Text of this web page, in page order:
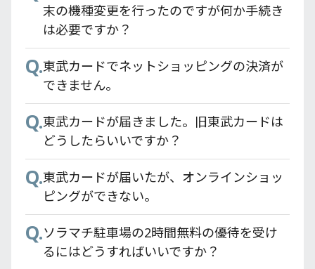
東武カードで家族カードは申し込みできま
すか？
Q. 東武カードはどこで申し込めますか？
Q.カード発行にかかる時間はどれくらいです
か？
Q.東武カードゴールドのメリットは何です
か？
Q.東武カードVIPの招待条件は何ですか？
Q. 東京スカイツリー®東武カードPASMOに搭
載している定期券はどうすればいいのです
か？
Q. コンビニ等でPASMO残高の使い切りが出来
ない場合はどうすればいいのか？
Q. 過去に一体型PASMOを推奨しておきなが
ら、なぜやめてしまうのですか？
Q. 東武カードにはPASMOが付いておらず、別
のPASMOが必要とのことだが、どうしたら
よいか？
Q. 各施設のポイント率を知りたい。
Q.Apple Pay・Google Pay を使ってもTOBU
POINTは加算されますか？
さい。
Q.東武カードアプリはどこからダウンロード
できますか？
Q.東武カードアプリが正常に動作しません。
Q. 東武カードアプリが強制終了してしまいま
す。
Q. 東武カードアプリのアップデートが正常に
完了されません。
Q. 誤って東武カードアプリをアンインストー
末の機種変更を行ったのですが何か手続き
は必要ですか？
Q.東武カードでネットショッピングの決済が
できません。
Q.東武カードが届きました。旧東武カードは
どうしたらいいですか？
Q.東武カードが届いたが、オンラインショッ
ピングができない。
Q.ソラマチ駐車場の2時間無料の優待を受け
るにはどうすればいいですか？